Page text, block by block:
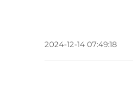
2024-12-14 07:49:18